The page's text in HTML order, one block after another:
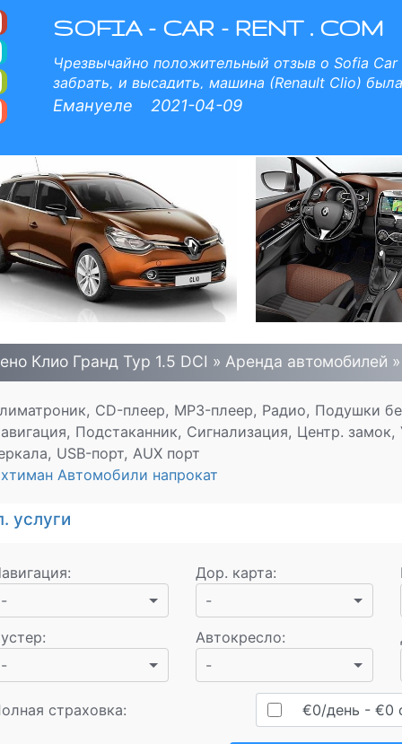
DCI - Прокат Авто
SOFIA - CAR - RENT . COM
Чрезвычайно положительный отзыв о Sofia Car
забрать, и высадить, машина (Renault Clio)
хорошо работала. Цена конкурентоспособная.
Емануеле 2021-04-09
Клио Гранд Тур 1.5 DCI » Аренда автомобилей
CD-плеер, MP3-плеер, Радио, Подушки
Подстаканник, Сигнализация, Центр.
USB-порт, AUX порт
Автомобили напрокат
услуги
:
-
Дор. карта:
-
:
-
Автокресло:
-
страховка: €0/день - €0